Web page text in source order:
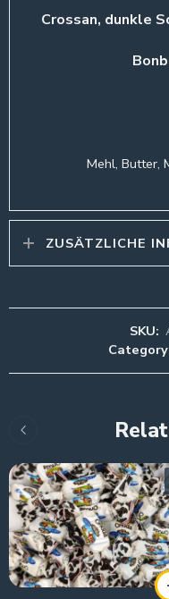
Crossan, dunkle
Mehl, Butter,
ZUSÄTZLICHE
SKU: